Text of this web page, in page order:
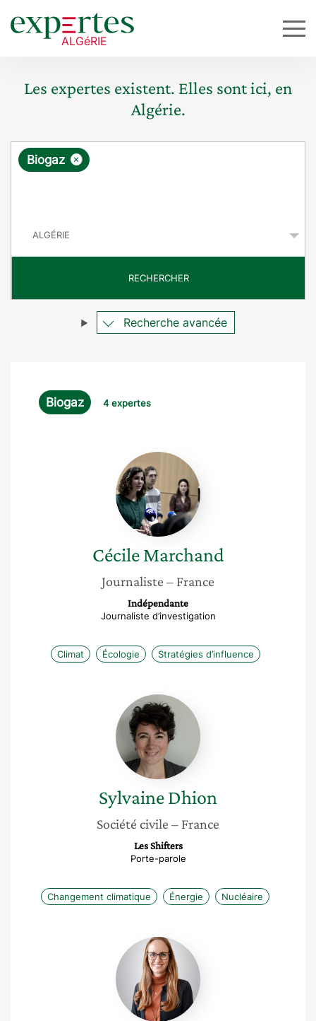
Les expertes existent. Elles sont ici, en
Algérie.
R
ê
e
×
Biogaz
RECHERCHER
Recherche avancée
Biogaz 4 expertes
Cécile
Marchand
Cécile Marchand
Journaliste – France
Indépendante
Journaliste d’investigation
Climat Écologie Stratégies d’influence
Sylvaine
Dhion
SylvaineDhion
Société civile – France
Les Shifters
Porte-parole
Changement climatique Énergie Nucléaire
Audrey
Bergeron